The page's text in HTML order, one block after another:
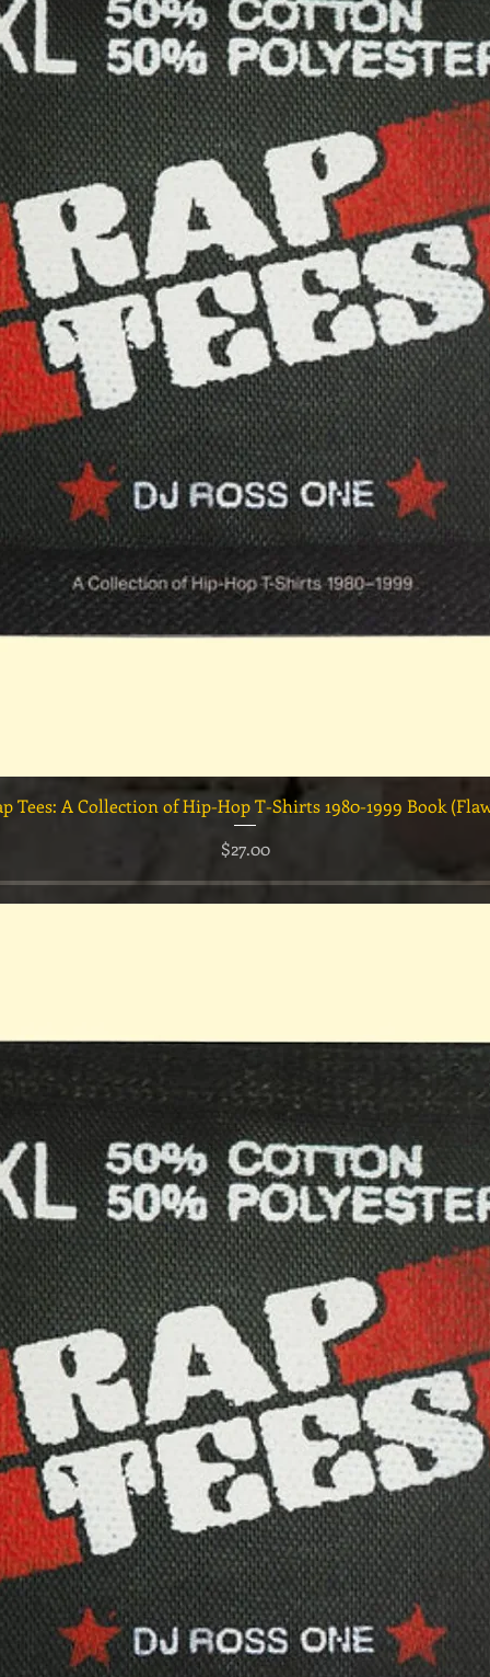
クイックビュー
Tees: A Collection of Hip-Hop T-Shirts 1980-1999 Book
価格
$27.00